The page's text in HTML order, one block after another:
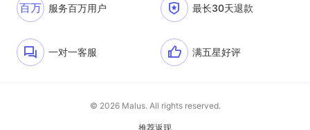
百万 服务百万用户 最长30天退款
一对一客服 满五星好评
© 2026 Malus. All rights reserved.
推荐返现